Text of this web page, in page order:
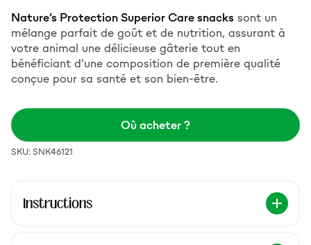
Nature’s Protection Superior Care snacks sont un
mélange parfait de goût et de nutrition, assurant à
votre animal une délicieuse gâterie tout en
bénéficiant d’une composition de première qualité
conçue pour sa santé et son bien-être.
Où acheter ?
SKU: SNK46121
Instructions